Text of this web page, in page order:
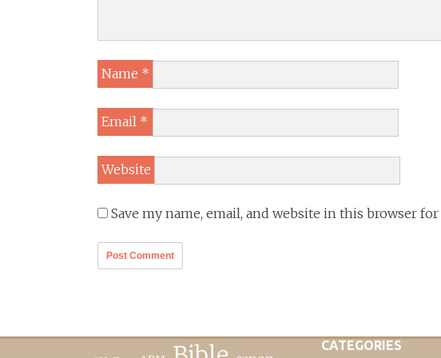
Name *
Email *
Website
Save my name, email, and website in this browser
CATEGORIES